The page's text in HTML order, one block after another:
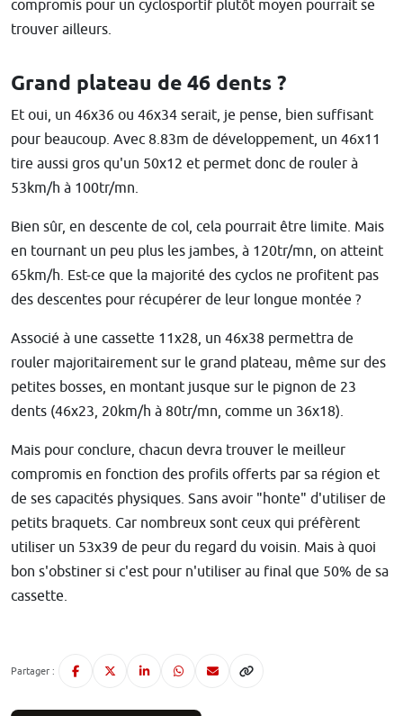
compromis pour un cyclosportif plutôt moyen pourrait se
trouver ailleurs.
Grand plateau de 46 dents ?
Et oui, un 46x36 ou 46x34 serait, je pense, bien suffisant
pour beaucoup. Avec 8.83m de développement, un 46x11
tire aussi gros qu'un 50x12 et permet donc de rouler à
53km/h à 100tr/mn.
Bien sûr, en descente de col, cela pourrait être limite. Mais
en tournant un peu plus les jambes, à 120tr/mn, on atteint
65km/h. Est-ce que la majorité des cyclos ne profitent pas
des descentes pour récupérer de leur longue montée ?
Associé à une cassette 11x28, un 46x38 permettra de
rouler majoritairement sur le grand plateau, même sur des
petites bosses, en montant jusque sur le pignon de 23
dents (46x23, 20km/h à 80tr/mn, comme un 36x18).
Mais pour conclure, chacun devra trouver le meilleur
compromis en fonction des profils offerts par sa région et
de ses capacités physiques. Sans avoir "honte" d'utiliser de
petits braquets. Car nombreux sont ceux qui préfèrent
utiliser un 53x39 de peur du regard du voisin. Mais à quoi
bon s'obstiner si c'est pour n'utiliser au final que 50% de sa
cassette.
Partager :